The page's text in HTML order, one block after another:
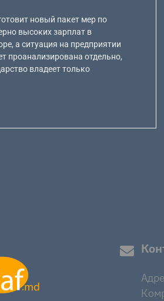
новый пакет мер по
высоких зарплат в
а ситуация на предприятии
проанализирована отдельно,
владеет только